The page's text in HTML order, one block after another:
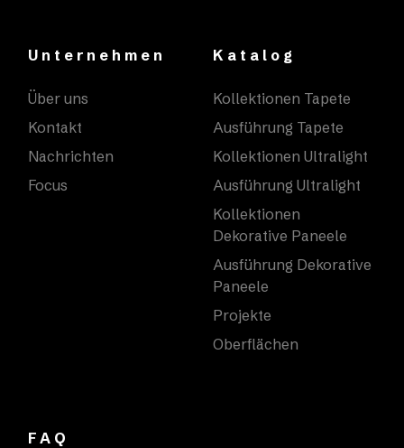
Unternehmen
Über uns
Kontakt
Nachrichten
Focus
Katalog
Kollektionen Tapete
Ausführung Tapete
Kollektionen Ultralight
Ausführung Ultralight
Kollektionen
Dekorative Paneele
Ausführung Dekorative
Paneele
Projekte
Oberflächen
FAQ